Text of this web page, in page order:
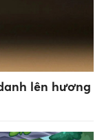
lên hương